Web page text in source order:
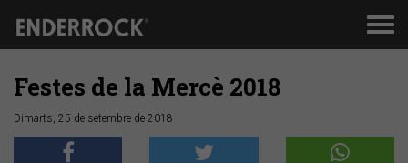
Festes de la Mercè 2018
Dimarts, 25 de setembre de 2018
Anterior